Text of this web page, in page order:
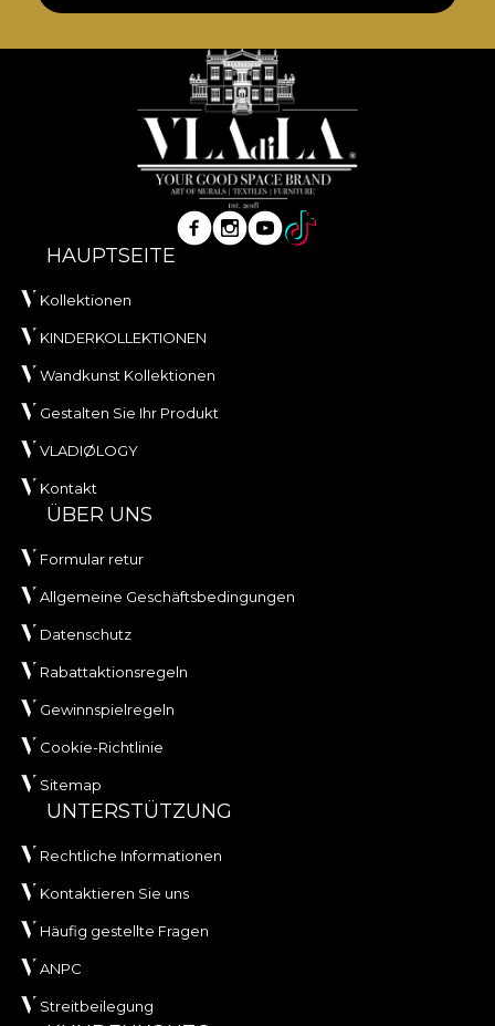
HAUPTSEITE
Kollektionen
KINDERKOLLEKTIONEN
Wandkunst Kollektionen
Gestalten Sie Ihr Produkt
VLADIØLOGY
Kontakt
ÜBER UNS
Formular retur
Allgemeine Geschäftsbedingungen
Datenschutz
Rabattaktionsregeln
Gewinnspielregeln
Cookie-Richtlinie
Sitemap
UNTERSTÜTZUNG
Rechtliche Informationen
Kontaktieren Sie uns
Häufig gestellte Fragen
ANPC
Streitbeilegung